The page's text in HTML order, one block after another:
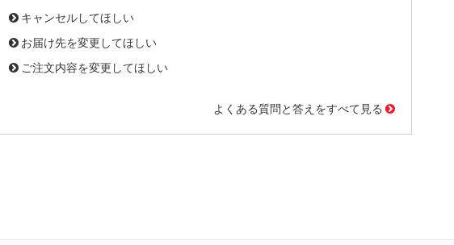
キャンセルしてほしい
お届け先を変更してほしい
ご注文内容を変更してほしい
よくある質問と答えをすべて見る